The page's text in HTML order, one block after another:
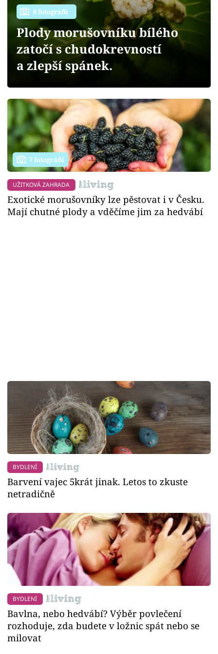
Přihlášení
Sledujte nás
8 fotografií
Plody morušovníku bílého
zatočí s chudokrevností
a zlepší spánek.
7 fotografií
UŽITKOVÁ ZAHRADA
Exotické morušovníky lze pěstovat i v Česku.
Mají chutné plody a vděčíme jim za hedvábí
BYDLENÍ
Barvení vajec 5krát jinak. Letos to zkuste
netradičně
BYDLENÍ
Bavlna, nebo hedvábí? Výběr povlečení
rozhoduje, zda budete v ložnic spát nebo se
milovat